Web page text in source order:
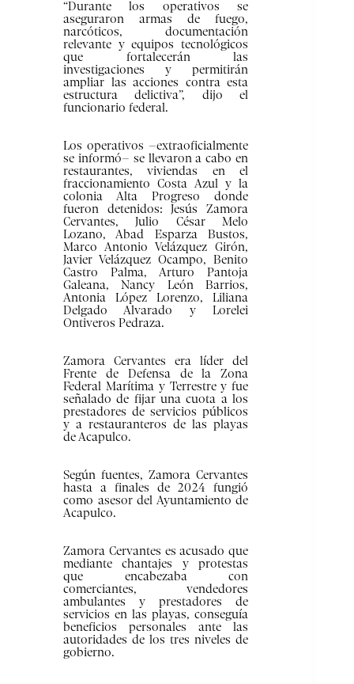
“Durante los operativos se
aseguraron armas de fuego,
narcóticos, documentación
relevante y equipos tecnológicos
que fortalecerán las
investigaciones y permitirán
ampliar las acciones contra esta
estructura delictiva”, dijo el
funcionario federal.
Los operativos –extraoficialmente
se informó– se llevaron a cabo en
restaurantes, viviendas en el
fraccionamiento Costa Azul y la
colonia Alta Progreso donde
fueron detenidos: Jesús Zamora
Cervantes, Julio César Melo
Lozano, Abad Esparza Bustos,
Marco Antonio Velázquez Girón,
Javier Velázquez Ocampo, Benito
Castro Palma, Arturo Pantoja
Galeana, Nancy León Barrios,
Antonia López Lorenzo, Liliana
Delgado Alvarado y Lorelei
Ontiveros Pedraza.
Zamora Cervantes era líder del
Frente de Defensa de la Zona
Federal Marítima y Terrestre y fue
señalado de fijar una cuota a los
prestadores de servicios públicos
y a restauranteros de las playas
de Acapulco.
Según fuentes, Zamora Cervantes
hasta a finales de 2024 fungió
como asesor del Ayuntamiento de
Acapulco.
Zamora Cervantes es acusado que
mediante chantajes y protestas
que encabezaba con
comerciantes, vendedores
ambulantes y prestadores de
servicios en las playas, conseguía
beneficios personales ante las
autoridades de los tres niveles de
gobierno.